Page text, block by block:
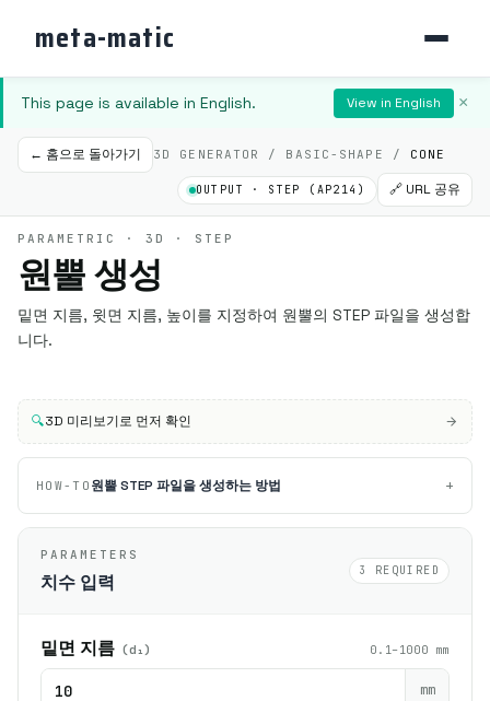
meta-matic
This page is available in English. View in English ×
← 홈으로 돌아가기 3D GENERATOR / BASIC-SHAPE / CONE
OUTPUT · STEP (AP214) 🔗 URL 공유
PARAMETRIC · 3D · STEP
원뿔 생성
밑면 지름, 윗면 지름, 높이를 지정하여 원뿔의 STEP 파일을 생성합
니다.
🔍3D 미리보기로 먼저 확인
HOW-TO 원뿔 STEP 파일을 생성하는 방법 +
PARAMETERS
치수 입력
3 REQUIRED
밑면 지름 (d₁) 0.1–1000 mm
mm